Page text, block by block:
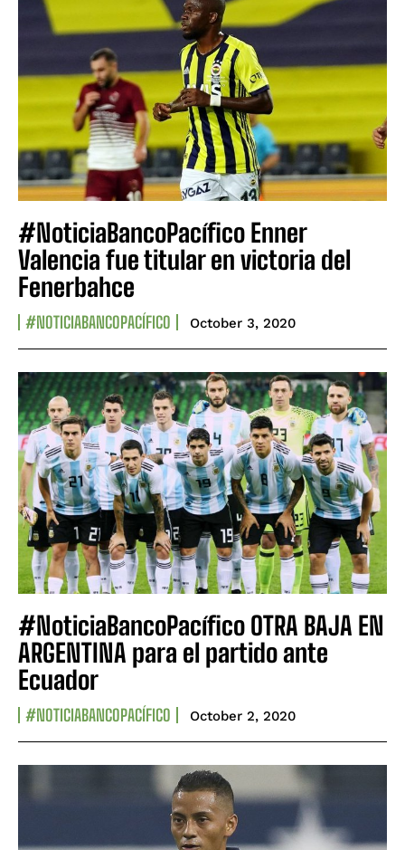
#NoticiaBancoPacífico Enner
Valencia fue titular en victoria del
Fenerbahce
#NOTICIABANCOPACÍFICO October 3, 2020
#NoticiaBancoPacífico OTRA BAJA EN
ARGENTINA para el partido ante
Ecuador
#NOTICIABANCOPACÍFICO October 2, 2020